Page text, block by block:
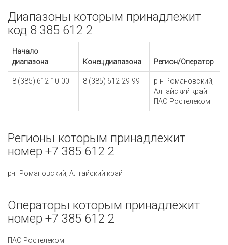
Диапазоны которым принадлежит
код 8 385 612 2
Начало
диапазона
Конец диапазона Регион/Оператор
8 (385) 612-10-00 8 (385) 612-29-99
р-н Романовский,
Алтайский край
ПАО Ростелеком
Регионы которым принадлежит
номер +7 385 612 2
р-н Романовский, Алтайский край
Операторы которым принадлежит
номер +7 385 612 2
ПАО Ростелеком